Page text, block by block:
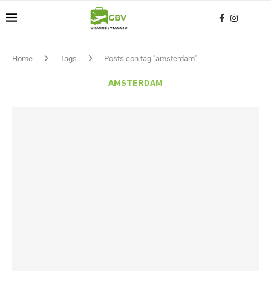
Home Tags Posts con tag "amsterdam"
AMSTERDAM